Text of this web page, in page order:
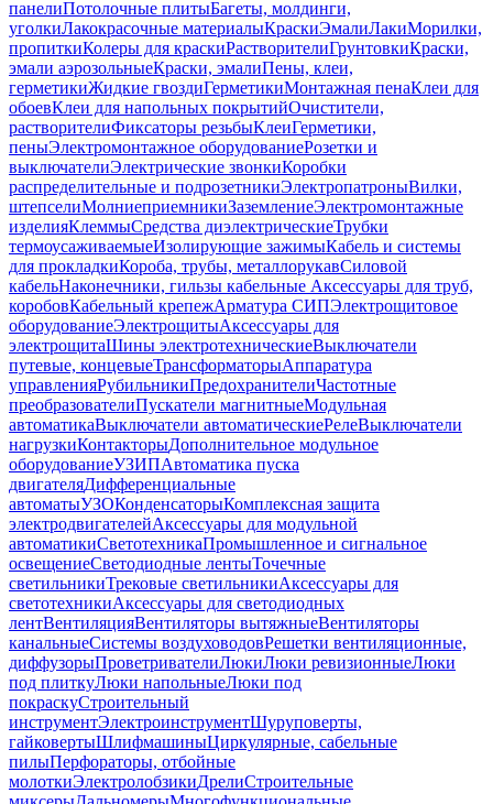
панелиПотолочные плитыБагеты, молдинги,
уголкиЛакокрасочные материалыКраскиЭмалиЛакиМорилки,
пропиткиКолеры для краскиРастворителиГрунтовкиКраски,
эмали аэрозольныеКраски, эмалиПены, клеи,
герметикиЖидкие гвоздиГерметикиМонтажная пенаКлеи для
обоевКлеи для напольных покрытийОчистители,
растворителиФиксаторы резьбыКлеиГерметики,
пеныЭлектромонтажное оборудованиеРозетки и
выключателиЭлектрические звонкиКоробки
распределительные и подрозетникиЭлектропатроныВилки,
штепселиМолниеприемникиЗаземлениеЭлектромонтажные
изделияКлеммыСредства диэлектрическиеТрубки
термоусаживаемыеИзолирующие зажимыКабель и системы
для прокладкиКороба, трубы, металлорукавСиловой
кабельНаконечники, гильзы кабельные Аксессуары для труб,
коробовКабельный крепежАрматура СИПЭлектрощитовое
оборудованиеЭлектрощитыАксессуары для
электрощитаШины электротехническиеВыключатели
путевые, концевыеТрансформаторыАппаратура
управленияРубильникиПредохранителиЧастотные
преобразователиПускатели магнитныеМодульная
автоматикаВыключатели автоматическиеРелеВыключатели
нагрузкиКонтакторыДополнительное модульное
оборудованиеУЗИПАвтоматика пуска
двигателяДифференциальные
автоматыУЗОКонденсаторыКомплексная защита
электродвигателейАксессуары для модульной
автоматикиСветотехникаПромышленное и сигнальное
освещениеСветодиодные лентыТочечные
светильникиТрековые светильникиАксессуары для
светотехникиАксессуары для светодиодных
лентВентиляцияВентиляторы вытяжныеВентиляторы
канальныеСистемы воздуховодовРешетки вентиляционные,
диффузорыПроветривателиЛюкиЛюки ревизионныеЛюки
под плиткуЛюки напольныеЛюки под
покраскуСтроительный
инструментЭлектроинструментШуруповерты,
гайковертыШлифмашиныЦиркулярные, сабельные
пилыПерфораторы, отбойные
молоткиЭлектролобзикиДрелиСтроительные